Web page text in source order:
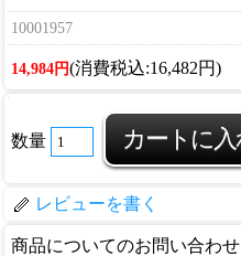
10001957
14,984円(消費税込:16,482円)
数量
レビューを書く
商品についてのお問い合わせ